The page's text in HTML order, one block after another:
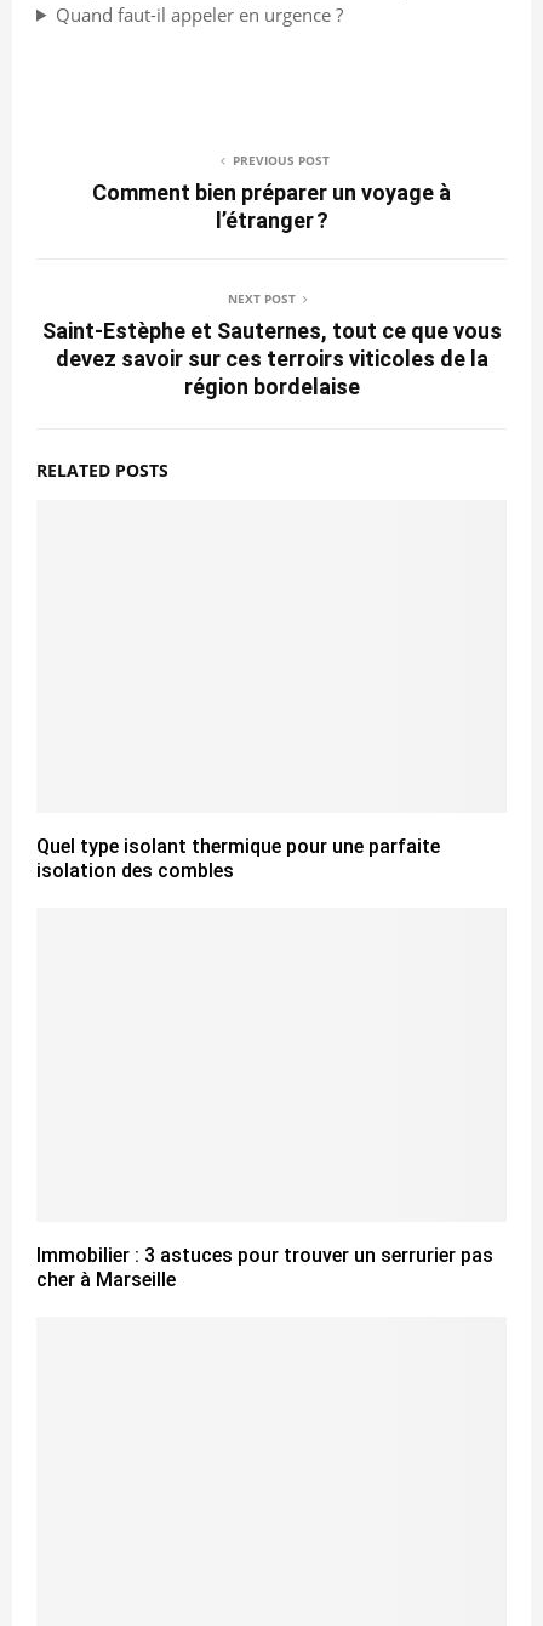
Quand faut-il appeler en urgence ?
PREVIOUS POST
Comment bien préparer un voyage à
l’étranger ?
NEXT POST
Saint-Estèphe et Sauternes, tout ce que vous
devez savoir sur ces terroirs viticoles de la
région bordelaise
RELATED POSTS
Quel type isolant thermique pour une parfaite
isolation des combles
Immobilier : 3 astuces pour trouver un serrurier pas
cher à Marseille